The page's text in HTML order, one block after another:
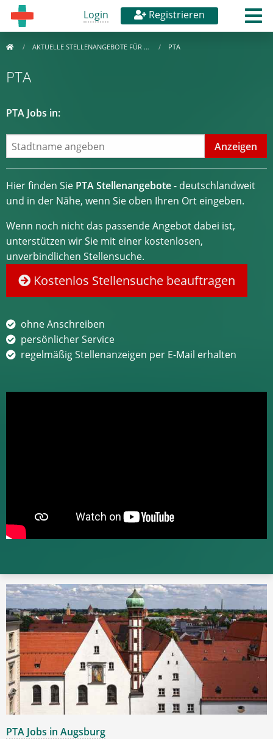
Login Registrieren
AKTUELLE STELLENANGEBOTE FÜR … PTA
PTA
PTA Jobs in:
Hier finden Sie PTA Stellenangebote- deutschlandweit
und in der Nähe, wenn Sie oben Ihren Ort eingeben.
Wenn noch nicht das passende Angebot dabei ist,
unterstützen wir Sie mit einer kostenlosen,
unverbindlichen Stellensuche.
Kostenlos Stellensuche beauftragen
ohne Anschreiben
persönlicher Service
regelmäßig Stellenanzeigen per E-Mail erhalten
PTA Jobs in Augsburg